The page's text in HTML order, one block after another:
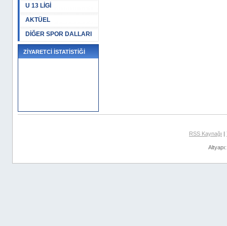
U 13 LİGİ
AKTÜEL
DİĞER SPOR DALLARI
ZİYARETCİ İSTATİSTİĞİ
RSS Kaynağı |